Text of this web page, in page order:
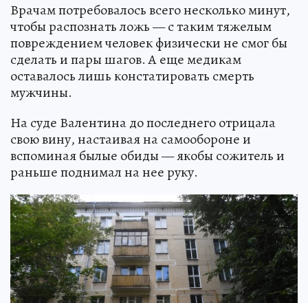
Врачам потребовалось всего несколько минут,
чтобы распознать ложь — с таким тяжелым
повреждением человек физически не смог бы
сделать и пары шагов. А еще медикам
оставалось лишь констатировать смерть
мужчины.
На суде Валентина до последнего отрицала
свою вину, настаивая на самообороне и
вспоминая былые обиды — якобы сожитель и
раньше поднимал на нее руку.